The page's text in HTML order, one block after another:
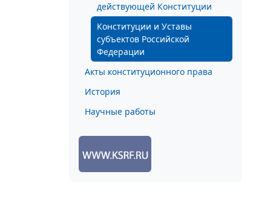
действующей Конституции
Конституции и Уставы
субъектов Российской
Федерации
Акты конституционного права
История
Научные работы